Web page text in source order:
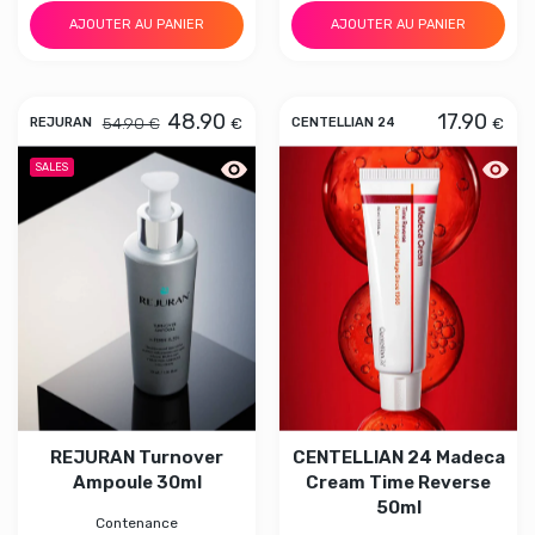
AJOUTER AU PANIER AJOUTER AU PANIER
REJURAN 48.90 €
54.90 €
SALES Aperçu rapide REJURAN Turnover
REJURAN Turnover
Ampoule 30ml
Contenance
CENTELLIAN 24 17.90 €
CENTELLIAN 24 Madeca
Cream Time Reverse
50ml